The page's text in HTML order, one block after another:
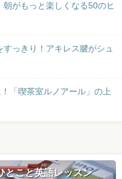
がもっと楽しくなる50のヒ
すっきり！アキレス腱がシュ
「喫茶室ルノアール」の上
とこと英語レッスン